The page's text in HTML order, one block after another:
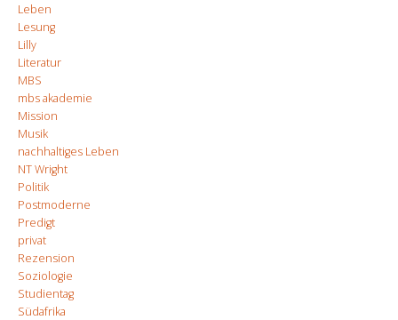
Leben
Lesung
Lilly
Literatur
MBS
mbs akademie
Mission
Musik
nachhaltiges Leben
NT Wright
Politik
Postmoderne
Predigt
privat
Rezension
Soziologie
Studientag
Südafrika